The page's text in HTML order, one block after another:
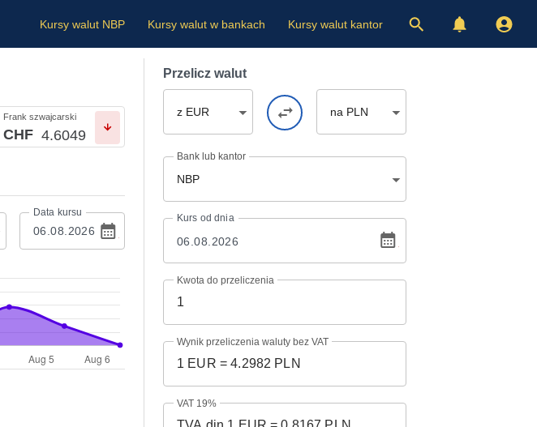
Kursy walut NBP Kursy walut w bankach Kursy walut kantor
Frank szwajcarski
CHF 4.6049
Data kursu
Przelicz walut
z EUR na PLN
Bank lub kantor
NBP
Kurs od dnia
Kwota do przeliczenia
Wynik przeliczenia waluty bez VAT
VAT 19%